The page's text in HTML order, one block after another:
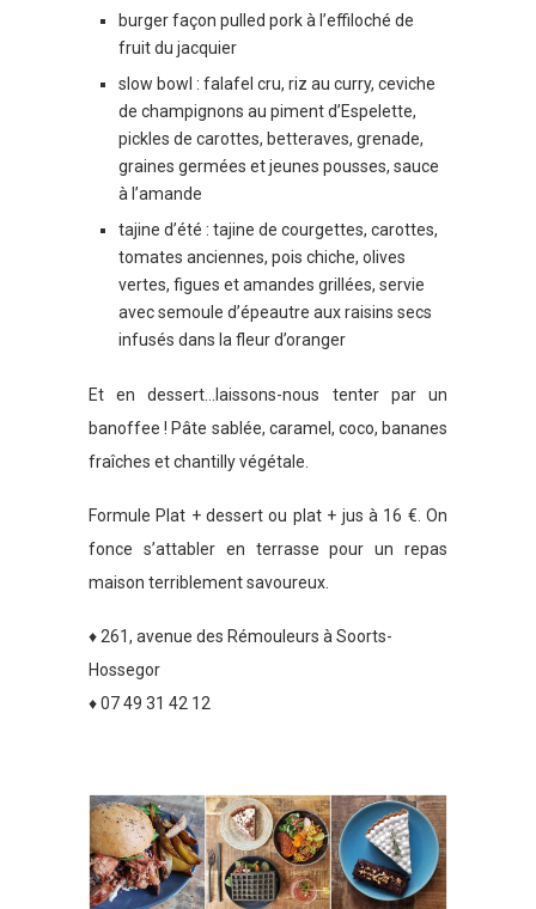
burger façon pulled pork à l’effiloché de
fruit du jacquier
slow bowl : falafel cru, riz au curry, ceviche
de champignons au piment d’Espelette,
pickles de carottes, betteraves, grenade,
graines germées et jeunes pousses, sauce
à l’amande
tajine d’été : tajine de courgettes, carottes,
tomates anciennes, pois chiche, olives
vertes, figues et amandes grillées, servie
avec semoule d’épeautre aux raisins secs
infusés dans la fleur d’oranger
Et en dessert…laissons-nous tenter par un
banoffee ! Pâte sablée, caramel, coco, bananes
fraîches et chantilly végétale.
Formule Plat + dessert ou plat + jus à 16 €. On
fonce s’attabler en terrasse pour un repas
maison terriblement savoureux.
♦ 261, avenue des Rémouleurs à Soorts-
Hossegor
♦ 07 49 31 42 12